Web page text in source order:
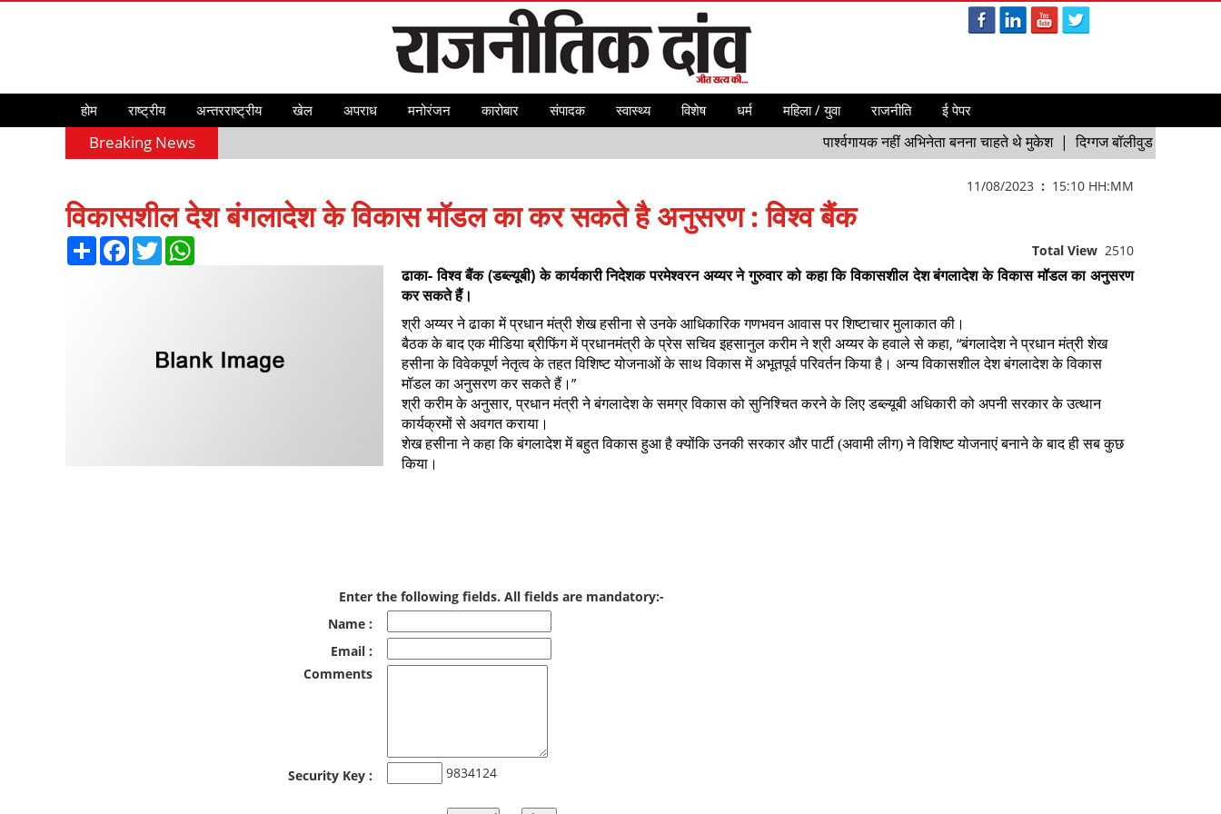
होम राष्ट्रीय अन्तरराष्ट्रीय खेल अपराध मनोरंजन कारोबार संपादक स्वास्थ्य विशेष धर्म महिला / युवा राजनीति ई पेपर
Breaking News पार्श्वगायक नहीं अभिनेता बनना चाहते थे मुकेश | दिग्गज बॉलीवुड गीतकार देव
11/08/2023 : 15:10 HH:MM
विकासशील देश बंगलादेश के विकास मॉडल का कर सकते है अनुसरण : विश्व बैंक
Share Facebook
Twitter Total View 2510
ढाका- विश्व बैंक (डब्ल्यूबी) के कार्यकारी निदेशक परमेश्वरन अय्यर ने गुरुवार को कहा कि विकासशील देश बंगलादेश के विकास मॉडल का अनुसरण
कर सकते हैं।
श्री अय्यर ने ढाका में प्रधान मंत्री शेख हसीना से उनके आधिकारिक गणभवन आवास पर शिष्टाचार मुलाकात की।
बैठक के बाद एक मीडिया ब्रीफिंग में प्रधानमंत्री के प्रेस सचिव इहसानुल करीम ने श्री अय्यर के हवाले से कहा, “बंगलादेश ने प्रधान मंत्री शेख
हसीना के विवेकपूर्ण नेतृत्व के तहत विशिष्ट योजनाओं के साथ विकास में अभूतपूर्व परिवर्तन किया है। अन्य विकासशील देश बंगलादेश के विकास
मॉडल का अनुसरण कर सकते हैं। ”
श्री करीम के अनुसार,प्रधान मंत्री ने बंगलादेश के समग्र विकास को सुनिश्चित करने के लिए डब्ल्यूबी अधिकारी को अपनी सरकार के उत्थान
कार्यक्रमों से अवगत कराया।
शेख हसीना ने कहा कि बंगलादेश में बहुत विकास हुआ है क्योंकि उनकी सरकार और पार्टी (अवामी लीग) ने विशिष्ट योजनाएं बनाने के बाद ही सब कुछ
किया।
Enter the following fields. All fields are mandatory:-
Name :
Email :
Comments
Security Key : 9834124